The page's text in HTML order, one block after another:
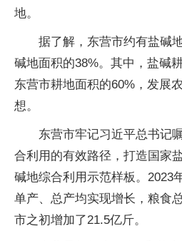
地。
据了解，东营市约有盐碱
碱地面积的38%。其中，盐碱
东营市耕地面积的60%，发展
想。
东营市牢记习近平总书记
合利用的有效路径，打造国家
碱地综合利用示范样板。2023
单产、总产均实现增长，粮食
市之初增加了21.5亿斤。